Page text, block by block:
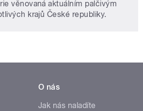
věnovaná aktuálním palčivým
krajů České republiky.
O nás
Jak nás naladíte